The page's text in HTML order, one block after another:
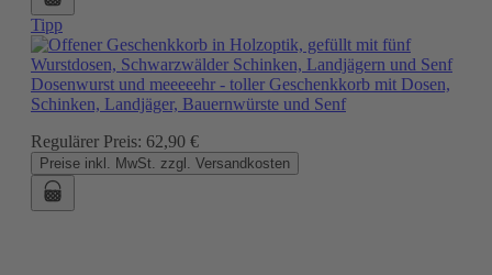
Tipp
Dosenwurst und meeeeehr - toller Geschenkkorb mit Dosen,
Schinken, Landjäger, Bauernwürste und Senf
Regulärer Preis: 62,90 €
Preise inkl. MwSt. zzgl. Versandkosten